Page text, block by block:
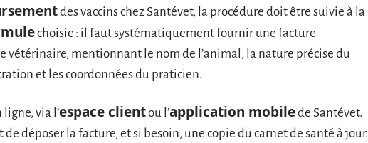
des vaccins chez Santévet, la procédure doit être suivie à la
choisie : il faut systématiquement fournir une facture
vétérinaire, mentionnant le nom de l’animal, la nature précise du
et les coordonnées du praticien.
ligne, via l’espace clientou l’application mobilede Santévet.
déposer la facture, et si besoin, une copie du carnet de santé à jour.